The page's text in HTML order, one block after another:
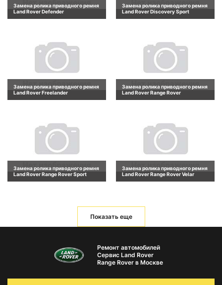
Замена ролика приводного ремня
Land Rover Defender
Замена ролика приводного ремня
Land Rover Discovery Sport
Замена ролика приводного ремня
Land Rover Freelander
Замена ролика приводного ремня
Land Rover Range Rover
Замена ролика приводного ремня
Land Rover Range Rover Sport
Замена ролика приводного ремня
Land Rover Range Rover Velar
Показать еще
Ремонт автомобилей
Сервис Land Rover
Range Rover в Москве